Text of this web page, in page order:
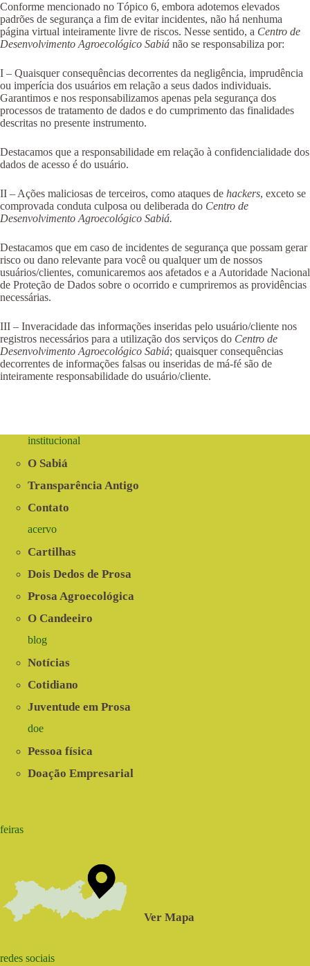
Conforme mencionado no Tópico 6, embora adotemos elevados
padrões de segurança a fim de evitar incidentes, não há nenhuma
página virtual inteiramente livre de riscos. Nesse sentido, a Centro de
Desenvolvimento Agroecológico Sabiá não se responsabiliza por:
I – Quaisquer consequências decorrentes da negligência, imprudência
ou imperícia dos usuários em relação a seus dados individuais.
Garantimos e nos responsabilizamos apenas pela segurança dos
processos de tratamento de dados e do cumprimento das finalidades
descritas no presente instrumento.
Destacamos que a responsabilidade em relação à confidencialidade dos
dados de acesso é do usuário.
II – Ações maliciosas de terceiros, como ataques de hackers, exceto se
comprovada conduta culposa ou deliberada do Centro de
Desenvolvimento Agroecológico Sabiá.
Destacamos que em caso de incidentes de segurança que possam gerar
risco ou dano relevante para você ou qualquer um de nossos
usuários/clientes, comunicaremos aos afetados e a Autoridade Nacional
de Proteção de Dados sobre o ocorrido e cumpriremos as providências
necessárias.
III – Inveracidade das informações inseridas pelo usuário/cliente nos
registros necessários para a utilização dos serviços do Centro de
Desenvolvimento Agroecológico Sabiá; quaisquer consequências
decorrentes de informações falsas ou inseridas de má-fé são de
inteiramente responsabilidade do usuário/cliente.
institucional
O Sabiá
Transparência Antigo
Contato
acervo
Cartilhas
Dois Dedos de Prosa
Prosa Agroecológica
O Candeeiro
blog
Notícias
Cotidiano
Juventude em Prosa
doe
Pessoa física
Doação Empresarial
feiras
Ver Mapa
redes sociais